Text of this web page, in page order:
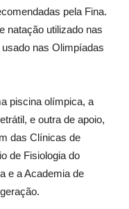
pela Fina.
natação utilizado nas
nas Olimpíadas
piscina olímpica, a
e outra de apoio,
das Clínicas de
de Fisiologia do
e a Academia de